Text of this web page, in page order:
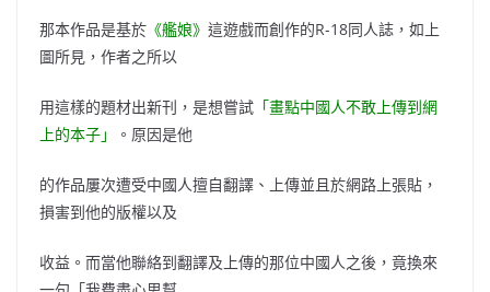
那本作品是基於 《艦娘》 這遊戲而創作的R-18同人誌，如上
圖所見，作者之所以
用這樣的題材出新刊，是想嘗試 「畫點中國人不敢上傳到網
上的本子」
。原因是他
的作品屢次遭受中國人擅自翻譯、上傳並且於網路上張貼，
損害到他的版權以及
收益。而當他聯絡到翻譯及上傳的那位中國人之後，竟換來